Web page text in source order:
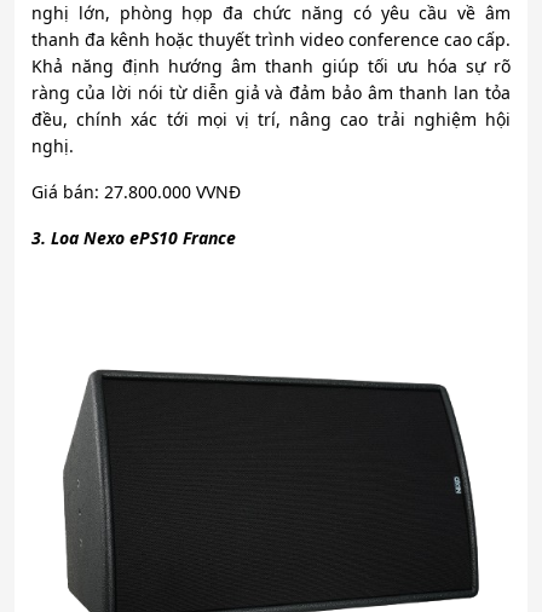
nghị lớn, phòng họp đa chức năng có yêu cầu về âm
thanh đa kênh hoặc thuyết trình video conference cao cấp.
Khả năng định hướng âm thanh giúp tối ưu hóa sự rõ
ràng của lời nói từ diễn giả và đảm bảo âm thanh lan tỏa
đều, chính xác tới mọi vị trí, nâng cao trải nghiệm hội
nghị.
Giá bán: 27.800.000 VVNĐ
3. Loa Nexo ePS10 France